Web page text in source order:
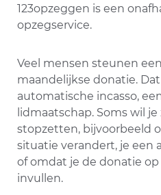
123opzeggen is een
opzegservice.
Veel mensen steunen
maandelijkse donatie.
automatische incasso,
lidmaatschap. Soms wil je
stopzetten, bijvoorbeeld
situatie verandert, je een
of omdat je de donatie
invullen.